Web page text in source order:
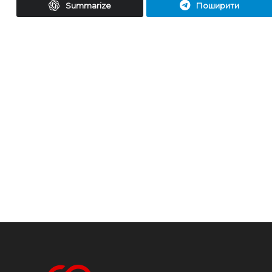
Summarize Поширити